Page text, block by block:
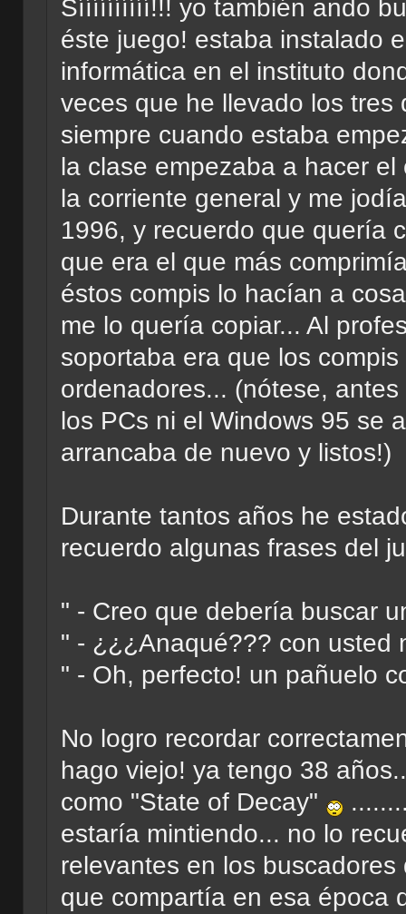
Síííííííííí!!! yo también ando
éste juego! estaba instalado
informática en el instituto
veces que he llevado los
siempre cuando estaba
la clase empezaba a hacer
la corriente general y me
1996, y recuerdo que quería
que era el que más
éstos compis lo hacían a
me lo quería copiar... Al
soportaba era que los
ordenadores... (nótese,
los PCs ni el Windows 95 se
arrancaba de nuevo y listos!)
Durante tantos años he
recuerdo algunas frases del
" - Creo que debería buscar
" - ¿¿¿Anaqué??? con usted
" - Oh, perfecto! un pañuelo
No logro recordar
hago viejo! ya tengo 38
como "State of Decay"
estaría mintiendo... no lo
relevantes en los
que compartía en esa época